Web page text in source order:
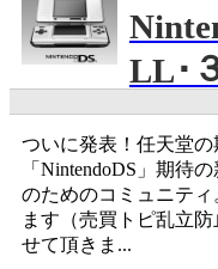
LL･
ついに発表！任天堂の
「NintendoDS」期待
のためのコミュニテ
ます（売買トピ乱立
せて頂きま...